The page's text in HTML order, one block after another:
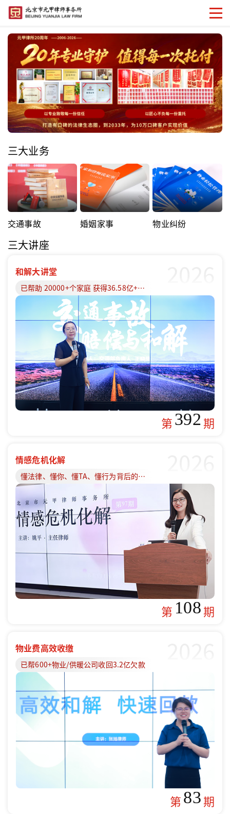
三大业务
交通事故 婚姻家事 物业纠纷
三大讲座
和解大讲堂
已帮助 20000+个家庭 获得36.58亿+赔偿款
第392期
情感危机化解
懂法律、懂你、懂TA、懂行为背后的原因
第 108期
物业费高效收缴
已帮600+物业/供暖公司收回3.2亿欠款
第83期